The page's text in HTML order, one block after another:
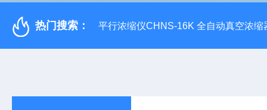
热门搜索： 平行浓缩仪CHNS-16K 全自动真空浓缩